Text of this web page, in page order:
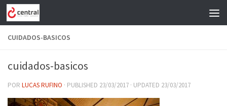
Skip to content
CUIDADOS-BASICOS
cuidados-basicos
POR LUCAS RUFINO · PUBLISHED 23/03/2017 · UPDATED 23/03/2017